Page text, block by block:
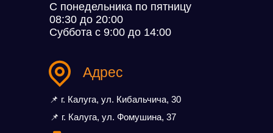
С понедельника по пятницу
08:30 до 20:00
Суббота с 9:00 до 14:00
Адрес
📌 г. Калуга, ул. Кибальчича, 30
📌 г. Калуга, ул. Фомушина, 37